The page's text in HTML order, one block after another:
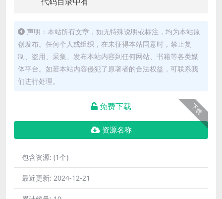
声明：本站所有文章，如无特殊说明或标注，均为本站原
创发布。任何个人或组织，在未征得本站同意时，禁止复
制、盗用、采集、发布本站内容到任何网站、书籍等各类媒
体平台。如若本站内容侵犯了原著者的合法权益，可联系我
们进行处理。
下载
免费下载
资源名称
包含资源: (1个)
最近更新: 2024-12-21